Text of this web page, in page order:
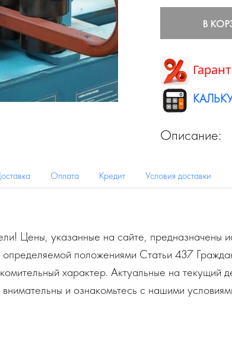
В
Описание:
Оплата Кредит Условия доставки
Цены, указанные на сайте, предназначены
положениями Статьи 437
характер. Актуальные на текущий
и ознакомьтесь с нашими